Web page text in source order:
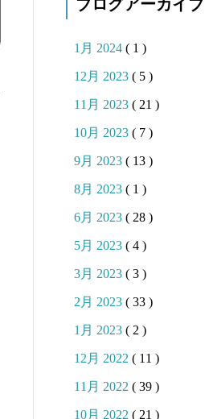
ブログアーカイブ
1月 2024 ( 1 )
12月 2023 ( 5 )
11月 2023 ( 21 )
10月 2023 ( 7 )
9月 2023 ( 13 )
8月 2023 ( 1 )
6月 2023 ( 28 )
5月 2023 ( 4 )
3月 2023 ( 3 )
2月 2023 ( 33 )
1月 2023 ( 2 )
12月 2022 ( 11 )
11月 2022 ( 39 )
10月 2022 ( 21 )